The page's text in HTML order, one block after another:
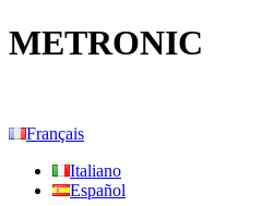
METRONIC
Français
Italiano
Español